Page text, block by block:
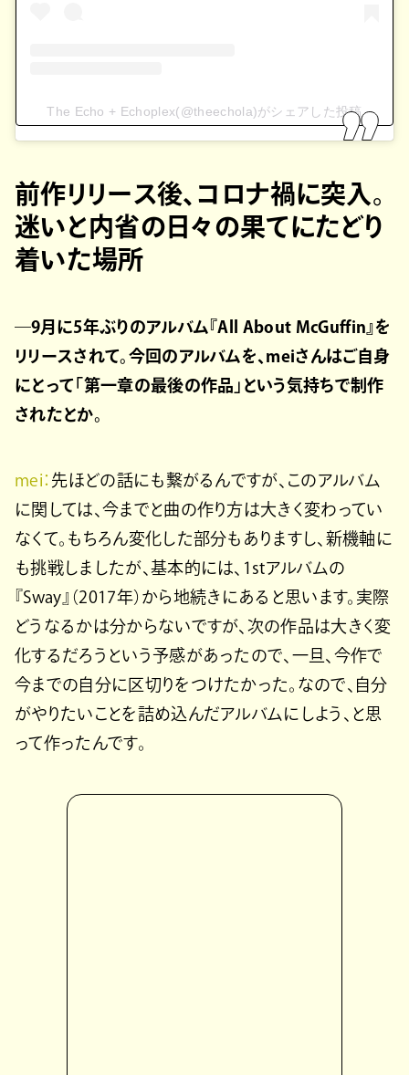
The Echo + Echoplex(@theechola)がシェアした投稿
前作リリース後、コロナ禍に突入。
迷いと内省の日々の果てにたどり
着いた場所
―9月に5年ぶりのアルバム『All About McGuffin』を
リリースされて。今回のアルバムを、meiさんはご自身
にとって「第一章の最後の作品」という気持ちで制作
されたとか。
mei： 先ほどの話にも繋がるんですが、このアルバム
に関しては、今までと曲の作り方は大きく変わってい
なくて。もちろん変化した部分もありますし、新機軸に
も挑戦しましたが、基本的には、1stアルバムの
『Sway』（2017年）から地続きにあると思います。実際
どうなるかは分からないですが、次の作品は大きく変
化するだろうという予感があったので、一旦、今作で
今までの自分に区切りをつけたかった。なので、自分
がやりたいことを詰め込んだアルバムにしよう、と思
って作ったんです。